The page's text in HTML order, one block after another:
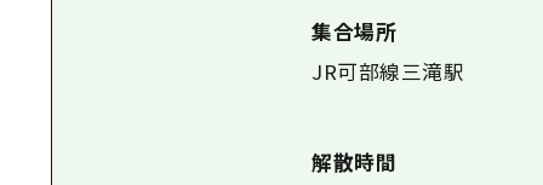
集合場所
JR可部線三滝駅
解散時間